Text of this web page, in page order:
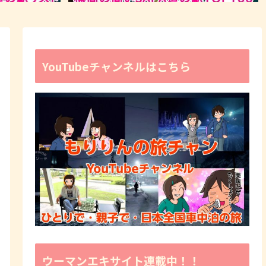
YouTubeチャンネルはこちら
ウーマンエキサイト連載中！！